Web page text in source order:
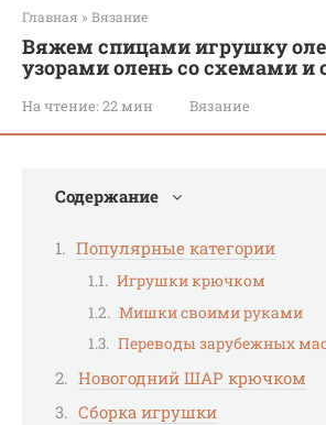
Главная » Вязание
Вяжем спицами игрушку
узорами олень со схемами и
На чтение: 22 мин Вязание
Содержание
Популярные категории
Игрушки крючком
Мишки своими руками
Переводы зарубежных
Новогодний ШАР крючком
Сборка игрушки